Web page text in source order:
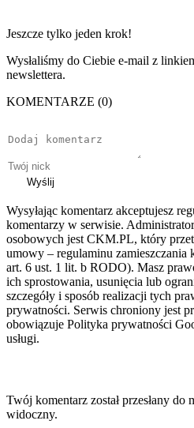
Jeszcze tylko jeden krok!
Wysłaliśmy do Ciebie e-mail z
newslettera.
KOMENTARZE (0)
Wyślij
Wysyłając komentarz akceptujesz
komentarzy w serwisie.
osobowych jest CKM.PL, który
umowy – regulaminu zamieszczania
art. 6 ust. 1 lit. b RODO). Masz
ich sprostowania, usunięcia lub
szczegóły i sposób realizacji tych
prywatności. Serwis chroniony jest
obowiązuje Polityka prywatności
usługi.
Twój komentarz został przesłany do
widoczny.